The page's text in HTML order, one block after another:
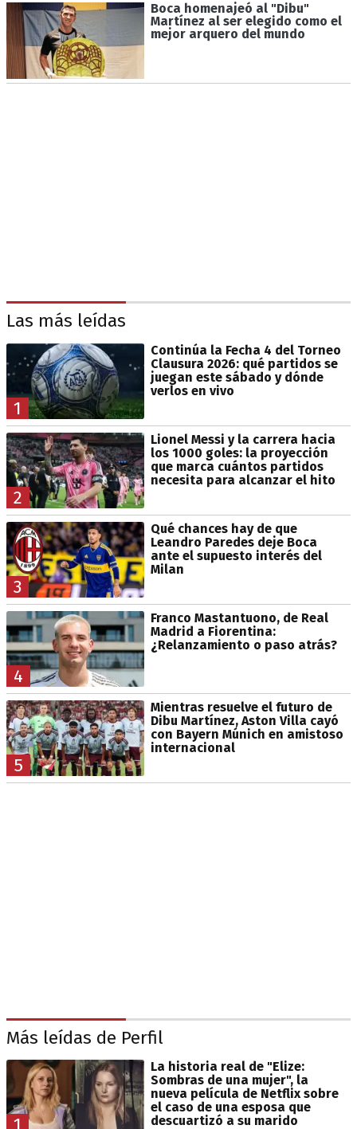
Boca homenajeó al "Dibu"
Martínez al ser elegido como el
mejor arquero del mundo
Las más leídas
1
Continúa la Fecha 4 del Torneo
Clausura 2026: qué partidos se
juegan este sábado y dónde
verlos en vivo
2
Lionel Messi y la carrera hacia
los 1000 goles: la proyección
que marca cuántos partidos
necesita para alcanzar el hito
3
Qué chances hay de que
Leandro Paredes deje Boca
ante el supuesto interés del
Milan
4
Franco Mastantuono, de Real
Madrid a Fiorentina:
¿Relanzamiento o paso atrás?
5
Mientras resuelve el futuro de
Dibu Martínez, Aston Villa cayó
con Bayern Múnich en amistoso
internacional
Más leídas de Perfil
La historia real de "Elize:
Sombras de una mujer", la
nueva película de Netflix sobre
el caso de una esposa que
descuartizó a su marido